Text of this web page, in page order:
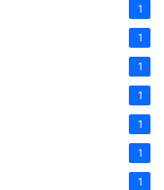
1
1
1
1
1
1
1